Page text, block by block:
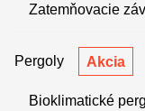
Zatemňovacie
Pergoly Akcia
Bioklimatické